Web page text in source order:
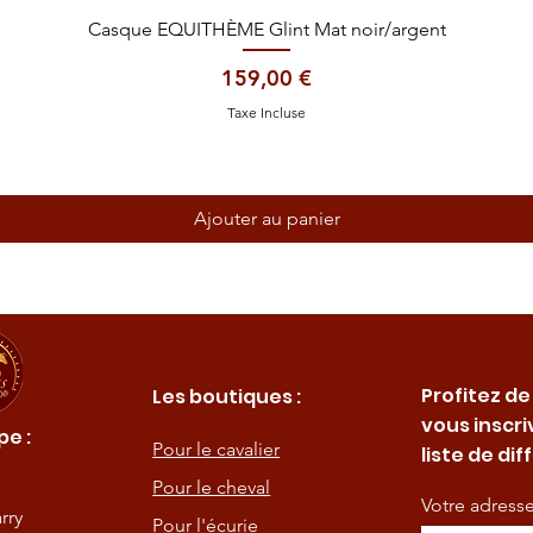
Aperçu rapide
Casque EQUITHÈME Glint Mat noir/argent
Prix
159,00 €
Taxe Incluse
Ajouter au panier
:
Les boutiques :
Pour le cavalier
Pour le cheval
Pour l'écurie
Profitez
vous
liste de
Votre